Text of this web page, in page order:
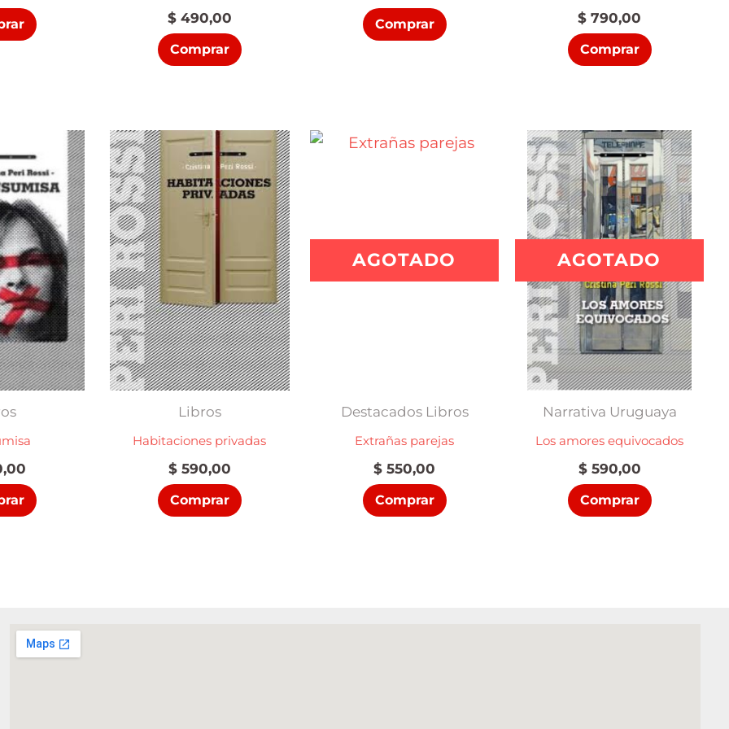
$490,00
Comprar
Comprar $ 790,00
Comprar
Libros
Habitaciones privadas
$590,00
Comprar
AGOTADO
Destacados Libros
Extrañas parejas
$ 550,00
Comprar
AGOTADO
Narrativa Uruguaya
Los amores equivocados
$590,00
Comprar